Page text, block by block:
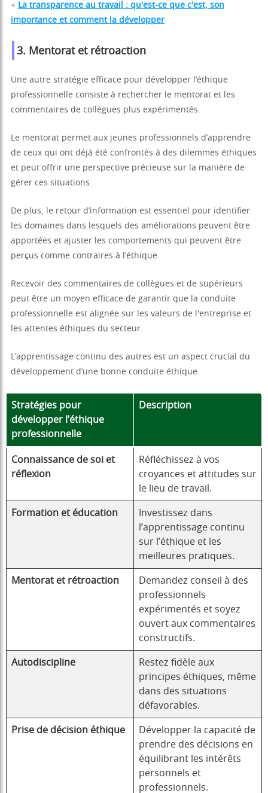
+ La transparence au travail : qu'est-ce que c'est, son
importance et comment la développer
3. Mentorat et rétroaction
Une autre stratégie efficace pour développer l’éthique
professionnelle consiste à rechercher le mentorat et les
commentaires de collègues plus expérimentés.
Le mentorat permet aux jeunes professionnels d’apprendre
de ceux qui ont déjà été confrontés à des dilemmes éthiques
et peut offrir une perspective précieuse sur la manière de
gérer ces situations.
De plus, le retour d’information est essentiel pour identifier
les domaines dans lesquels des améliorations peuvent être
apportées et ajuster les comportements qui peuvent être
perçus comme contraires à l’éthique.
Recevoir des commentaires de collègues et de supérieurs
peut être un moyen efficace de garantir que la conduite
professionnelle est alignée sur les valeurs de l'entreprise et
les attentes éthiques du secteur.
L’apprentissage continu des autres est un aspect crucial du
développement d’une bonne conduite éthique.
Stratégies pour
développer l’éthique
professionnelle
Description
Connaissance de soi et
réflexion
Réfléchissez à vos
croyances et attitudes sur
le lieu de travail.
Formation et éducation
Investissez dans
l’apprentissage continu
sur l’éthique et les
meilleures pratiques.
Mentorat et rétroaction
Demandez conseil à des
professionnels
expérimentés et soyez
ouvert aux commentaires
constructifs.
Autodiscipline
Restez fidèle aux
principes éthiques, même
dans des situations
défavorables.
Prise de décision éthique
Développer la capacité de
prendre des décisions en
équilibrant les intérêts
personnels et
professionnels.